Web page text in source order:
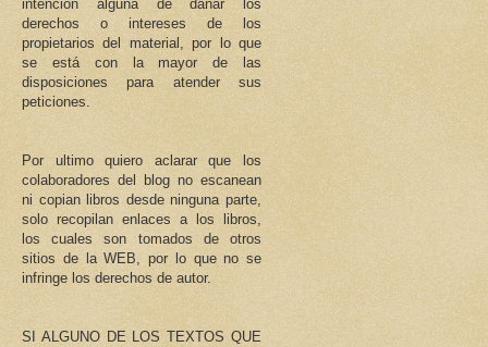
intención alguna de dañar los
derechos o intereses de los
propietarios del material, por lo que
se está con la mayor de las
disposiciones para atender sus
peticiones.
Por ultimo quiero aclarar que los
colaboradores del blog no escanean
ni copian libros desde ninguna parte,
solo recopilan enlaces a los libros,
los cuales son tomados de otros
sitios de la WEB, por lo que no se
infringe los derechos de autor.
SI ALGUNO DE LOS TEXTOS QUE